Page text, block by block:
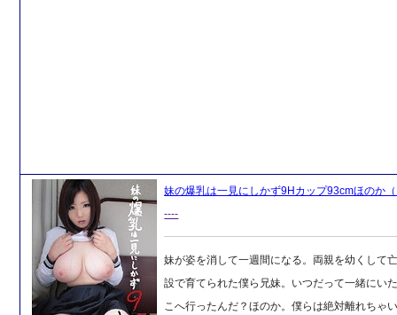
妹の爆乳は一見にしかず9Hカップ93cmほのか
----
妹が姿を消して一週間になる。両親を幼くして
設で育てられた僕ら兄妹。いつだって一緒にい
こへ行ったんだ？ほのか。僕らは絶対離れちゃ